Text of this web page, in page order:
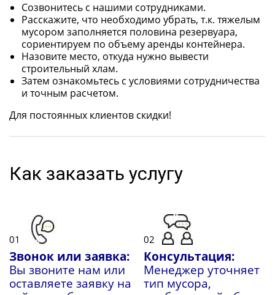
Созвонитесь с нашими сотрудниками.
Расскажите, что необходимо убрать, т.к. тяжелым
мусором заполняется половина резервуара,
сориентируем по объему аренды контейнера.
Назовите место, откуда нужно вывести
строительный хлам.
Затем ознакомьтесь с условиями сотрудничества
и точным расчетом.
Для постоянных клиентов скидки!
Как заказать услугу
01
Звонок или заявка:
Вы звоните нам или
оставляете заявку на
02
Консультация:
Менеджер уточняет
тип мусора,